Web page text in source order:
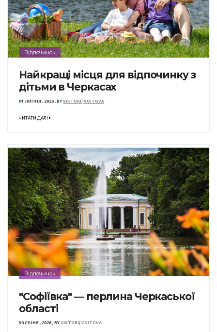
Відпочинок
Найкращі місця для відпочинку з
дітьми в Черкасах
01 ЛИПНЯ , 2026,BYVIKTORIJ VOITOVA
ЧИТАТИ ДАЛІ
Відпочинок
"Софіївка" — перлина Черкаської
області
30 СІЧНЯ , 2026,BYVIKTORIJ VOITOVA